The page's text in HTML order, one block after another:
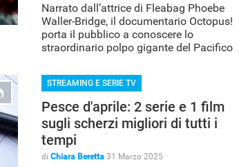
Narrato dall’attrice di Fleabag Phoebe
Waller-Bridge, il documentario Octopus!
porta il pubblico a conoscere lo
straordinario polpo gigante del Pacifico
STREAMING E SERIE TV
Pesce d'aprile: 2 serie e 1 film
sugli scherzi migliori di tutti i
tempi
di Chiara Beretta 31 Marzo 2025